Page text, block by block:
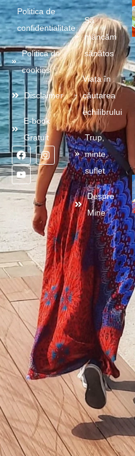
Politica de
confidentialitate
Politica de
cookies
Disclaimer
E-book
Gratuit
Să
mâncăm
sănătos
Viața în
căutarea
echilibrului
Trup,
minte,
suflet
Despre
Mine